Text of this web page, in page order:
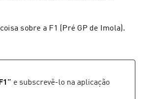
sobre a F1 (Pré GP de Imola).
” e subscrevê-lo na aplicação